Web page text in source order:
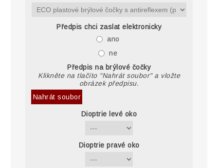
Předpis chci zaslat elektronicky
ano
ne
Předpis na brýlové čočky
Klikněte na tlačíto "Nahrát soubor" a vložte
obrázek předpisu.
Nahrát soubor
Dioptrie levé oko
Dioptrie pravé oko